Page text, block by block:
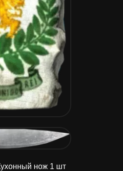
нож 1 шт